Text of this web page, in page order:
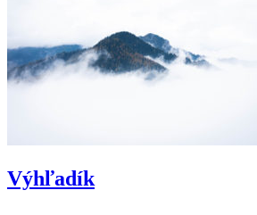
Výhľadík